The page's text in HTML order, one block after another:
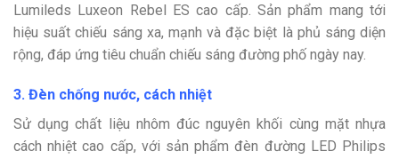
Lumileds Luxeon Rebel ES cao cấp. Sản phẩm mang tới
hiệu suất chiếu sáng xa, mạnh và đặc biệt là phủ sáng diện
rộng, đáp ứng tiêu chuẩn chiếu sáng đường phố ngày nay.
3. Đèn chống nước, cách nhiệt
Sử dụng chất liệu nhôm đúc nguyên khối cùng mặt nhựa
cách nhiệt cao cấp, với sản phẩm đèn đường LED Philips